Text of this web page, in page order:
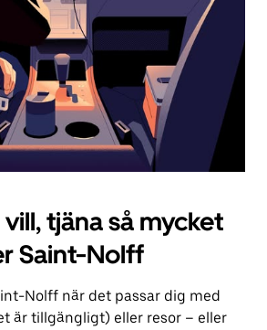
tjäna så mycket
Saint-Nolff
Nolff när det passar dig med
är tillgängligt) eller resor – eller